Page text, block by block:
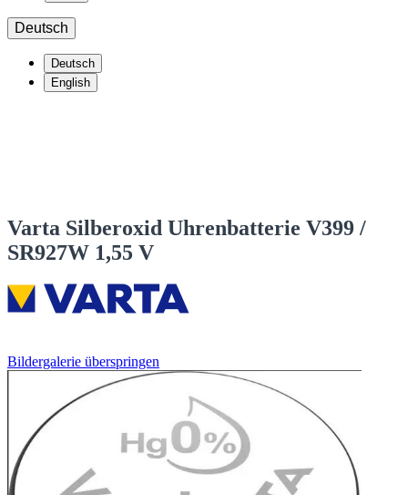
Deutsch
Deutsch
English
Varta Silberoxid Uhrenbatterie V399 /
SR927W 1,55 V
Bildergalerie überspringen